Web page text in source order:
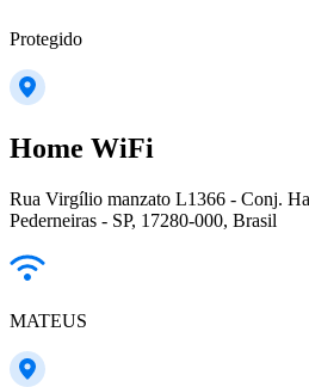
Protegido
Home WiFi
Rua Virgílio manzato L1366 - Conj.
Pederneiras - SP, 17280-000, Brasil
MATEUS